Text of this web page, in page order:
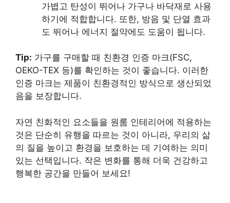
가볍고 탄성이 뛰어나 가구나 바닥재로 사용
하기에 적합합니다. 또한, 방음 및 단열 효과
도 뛰어나 에너지 절약에도 도움이 됩니다.
Tip: 가구를 구매할 때 친환경 인증 마크(FSC,
OEKO-TEX 등)를 확인하는 것이 좋습니다. 이러한
인증 마크는 제품이 친환경적인 방식으로 생산되었
음을 보장합니다.
자연 친화적인 요소들을 원룸 인테리어에 적용하는
것은 단순히 유행을 따르는 것이 아니라, 우리의 삶
의 질을 높이고 환경을 보호하는 데 기여하는 의미
있는 선택입니다. 작은 변화를 통해 더욱 건강하고
행복한 공간을 만들어 보세요!